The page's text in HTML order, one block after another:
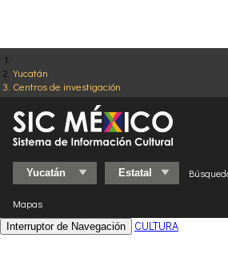
Yucatán
Centros de investigación
Mapas
Interruptor de Navegación CULTURA